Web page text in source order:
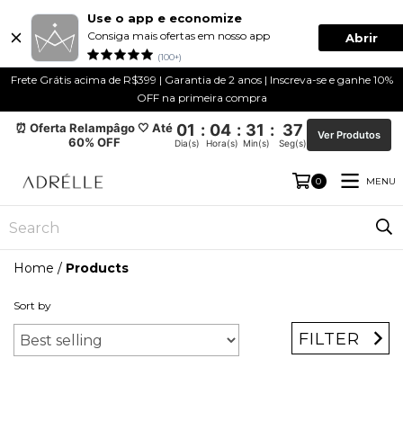
Use o app e economize
Consiga mais ofertas em nosso app
(100+)
Abrir
Frete Grátis acima de R$399 | Garantia de 2 anos | Inscreva-se e ganhe 10%
OFF na primeira compra
⏰ Oferta Relampâgo 🤍 Até
60% OFF
01 : 04 : 31 : 36
Dia(s) Hora(s) Min(s) Seg(s)
Ver Produtos
0 MENU
Home / Products
Sort by
FILTER